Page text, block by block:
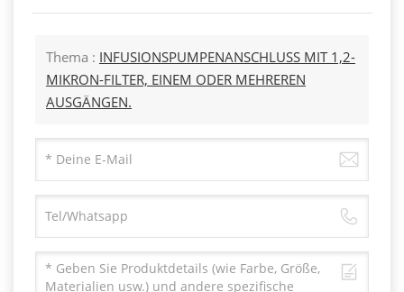
Thema : INFUSIONSPUMPENANSCHLUSS MIT 1,2-
MIKRON-FILTER, EINEM ODER MEHREREN
AUSGÄNGEN.